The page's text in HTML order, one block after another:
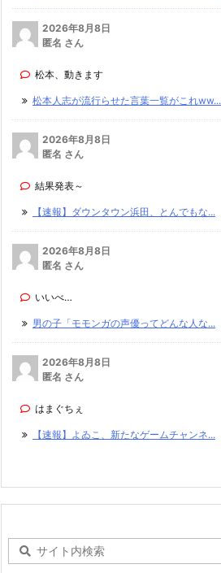
2026年8月8日
匿名 さん
松本、動きます
松本人志が流行らせた言葉一覧がこれww...
2026年8月8日
匿名 さん
結果発表～
【速報】ダウンタウン浜田、とんでもな...
2026年8月8日
匿名 さん
いいべ…
男の子「モモンガの声優ってどんな人な...
2026年8月8日
匿名 さん
はまぐちぇ
【速報】よゐこ、新たなゲームチャンネ...